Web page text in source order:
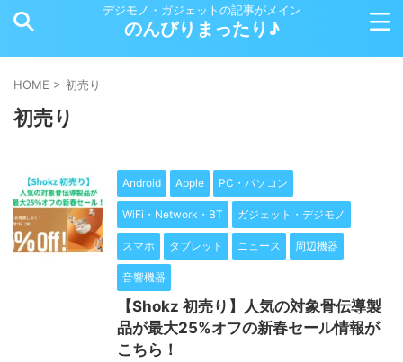
デジモノ・ガジェットの記事がメイン
のんびりまったり♪
HOME > 初売り
初売り
Android Apple PC・パソコン
WiFi・Network・BT ガジェット・デジモノ
スマホ タブレット ニュース 周辺機器
音響機器
【Shokz 初売り】人気の対象骨伝導製
品が最大25%オフの新春セール情報が
こちら！